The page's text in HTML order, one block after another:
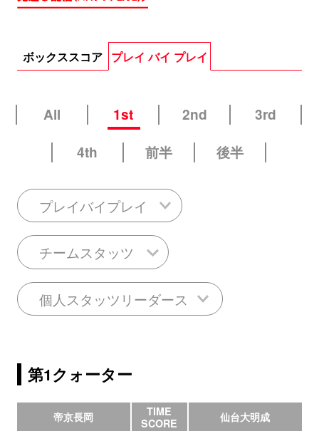
ボックススコア プレイ バイ プレイ
All 1st 2nd
3rd
4th
前半 後半
プレイバイプレイ
チームスタッツ
個人スタッツリーダース
第1クォーター
帝京長岡
TIME
SCORE
仙台大明成